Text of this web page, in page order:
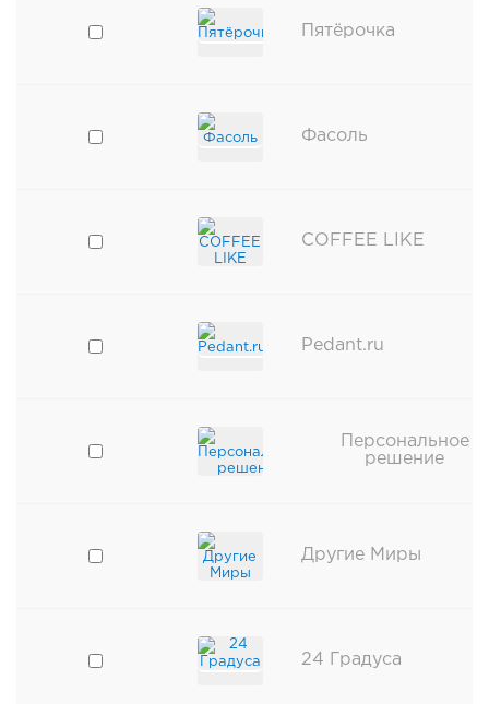
Пятёрочка
Фасоль
COFFEE LIKE
Pedant.ru
Персональное
решение
Другие Миры
24 Градуса